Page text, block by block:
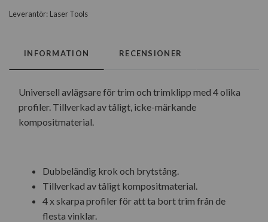
Leverantör: Laser Tools
INFORMATION RECENSIONER
Universell avlägsare för trim och trimklipp med 4 olika
profiler. Tillverkad av tåligt, icke-märkande
kompositmaterial.
Dubbeländig krok och brytstång.
Tillverkad av tåligt kompositmaterial.
4 x skarpa profiler för att ta bort trim från de
flesta vinklar.